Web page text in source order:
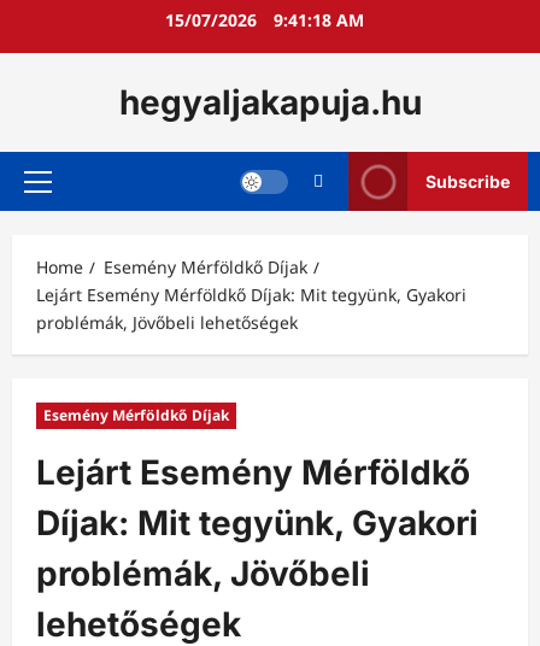
15/07/2026 9:41:19 AM
hegyaljakapuja.hu
Primary
Subscribe
Home
Esemény Mérföldkő Díjak
Lejárt Esemény Mérföldkő Díjak: Mit tegyünk, Gyakori
problémák, Jövőbeli lehetőségek
Esemény Mérföldkő Díjak
Lejárt Esemény Mérföldkő
Díjak: Mit tegyünk, Gyakori
problémák, Jövőbeli
lehetőségek